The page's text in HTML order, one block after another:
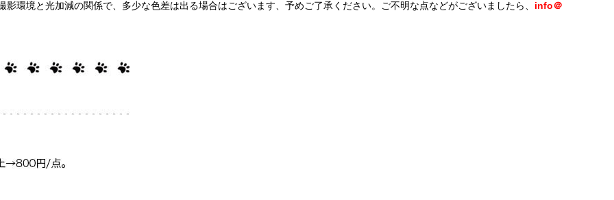
環境と光加減の関係で、多少な色差は出る場合はございます、予めご了承ください。ご不明な点などがございましたら、 info＠